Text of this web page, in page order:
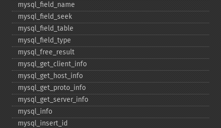
mysql_​field_​name
mysql_​field_​seek
mysql_​field_​table
mysql_​field_​type
mysql_​free_​result
mysql_​get_​client_​info
mysql_​get_​host_​info
mysql_​get_​proto_​info
mysql_​get_​server_​info
mysql_​info
mysql_​insert_​id